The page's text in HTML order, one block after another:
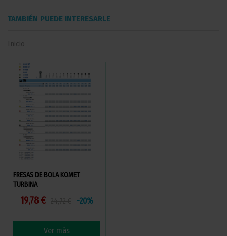
TAMBIÉN PUEDE INTERESARLE
Inicio
FRESAS DE BOLA KOMET
TURBINA
19,78 € -20%
Ver más